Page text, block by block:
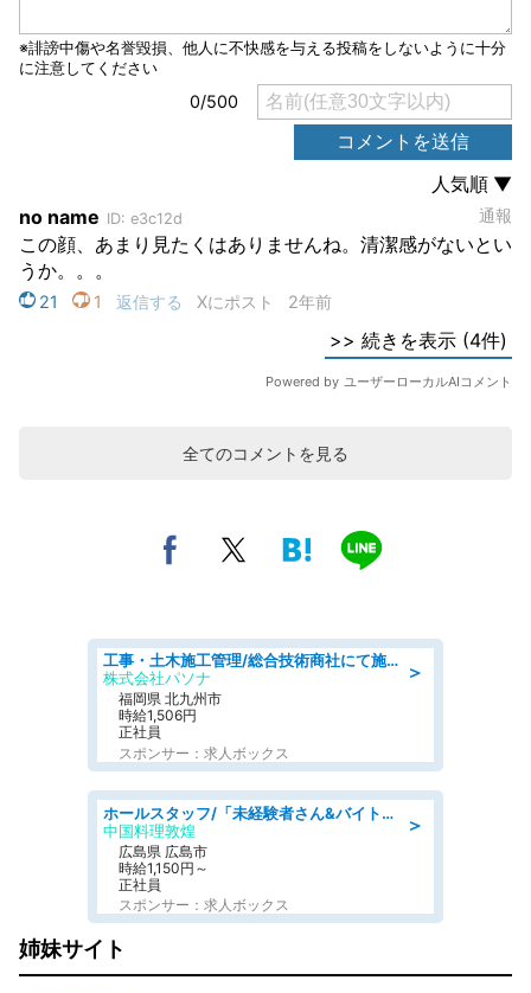
全てのコメントを見る
＞
工事・土木施工管理/総合技術商社にて施工管理のお仕事/即日勤務可/車通勤可/工事・土木施工管理/生産・品質管理
株式会社パソナ
福岡県 北九州市
時給1,506円
正社員
スポンサー：求人ボックス
＞
ホールスタッフ/「未経験者さん&バイトデビューも大歓迎」残業ほぼなし×1日3時間〜勤務OK!フォロー体制も充実/広島県/広島市南区
中国料理敦煌
広島県 広島市
時給1,150円～
正社員
スポンサー：求人ボックス
姉妹サイト